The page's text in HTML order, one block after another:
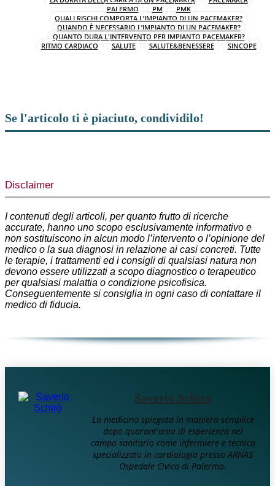
PALERMO
PM
PMK
QUALI RISCHI COMPORTA L’IMPIANTO DI UN PACEMAKER?
QUANDO È NECESSARIO L’IMPIANTO DI UN PACEMAKER?
QUANTO DURA L'INTERVENTO PER IMPIANTO PACEMAKER?
RITMO CARDIACO
SALUTE SALUTE&BENESSERE SINCOPE
Se l'articolo ti è piaciuto, condividilo!
Disclaimer
I contenuti degli articoli, per quanto frutto di ricerche
accurate, hanno uno scopo esclusivamente informativo e
non sostituiscono in alcun modo l’intervento o l’opinione del
medico o la sua diagnosi in relazione ai casi concreti. Tutte
le terapie, i trattamenti ed i consigli di qualsiasi natura non
devono essere utilizzati a scopo diagnostico o terapeutico
per qualsiasi malattia o condizione psicofisica.
Conseguentemente si consiglia in ogni caso di contattare il
medico di fiducia.
Saverio Schirò
La medicina spiegata in maniera semplice
dopo quarant'anni di esperienza nel
campo sanitario come infermiere e tecnico
specializzato in cardiologia presso ARNAS
Ospedale Civico di Palermo.